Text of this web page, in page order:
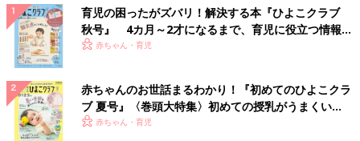
「身のまわりのものは、本当に気に入って使っているものだけを
残して、使っていないものは減らす。家事はスタートからゴール
まで最短ルートをたどれるようにシンプルにするなど、自分にと
ってラクで心地よい生活を模索していたら、それがサステイナブ
ルな暮らしにつながった」のだそうです。
たとえば牛乳。「毎回、牛乳パックをきれいに洗って、開いて、
回収所まで持って行くのは大変ですよね。生活クラブのびん入り
育児の困ったがズバリ！解決する本『ひよこクラブ
秋号』 4カ月～2才になるまで、育児に役立つ情報が
いっぱい！
赤ちゃん・育児
赤ちゃんのお世話まるわかり！『初めてのひよこクラ
ブ 夏号』〈巻頭大特集〉初めての授乳がうまくい
く！ おっぱい・ミルクの基本と夏のトラブル 解決テ
赤ちゃん・育児